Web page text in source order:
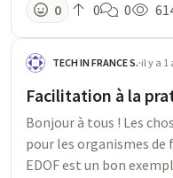
0 0 0
TECH IN FRANCE S.·il y a 1
Facilitation à la
Bonjour à tous ! Les
pour les organismes de
EDOF est un bon